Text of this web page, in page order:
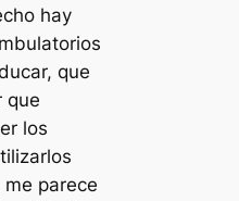
hay
que
que
los
parece